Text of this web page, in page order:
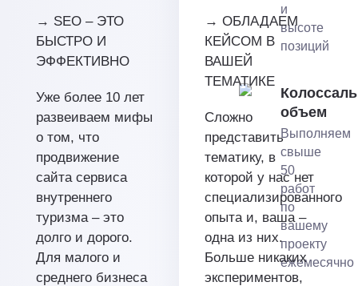
и
высоте
позиций
объем
Выполняем
свыше
50
работ
по
вашему
проекту
ежемесячно
→ SEO – ЭТО
БЫСТРО И
ЭФФЕКТИВНО
Уже более 10 лет
развеиваем мифы
о том, что
продвижение
сайта сервиса
внутреннего
туризма – это
долго и дорого.
Для малого и
среднего бизнеса
→ ОБЛАДАЕМ
КЕЙСОМ В
ВАШЕЙ
ТЕМАТИКЕ
Сложно
представить
тематику, в
которой у нас нет
специализированного
опыта и, ваша –
одна из них.
Больше никаких
экспериментов,